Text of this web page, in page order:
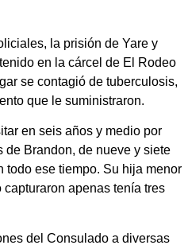
la prisión de Yare y
en la cárcel de El Rodeo
se contagió de tuberculosis,
que le suministraron.
en seis años y medio por
de Brandon, de nueve y siete
todo ese tiempo. Su hija menor
apenas tenía tres
del Consulado a diversas